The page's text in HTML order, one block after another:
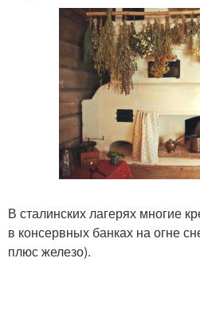
В сталинских лагерях многие
в консервных банках на огне
плюс железо).